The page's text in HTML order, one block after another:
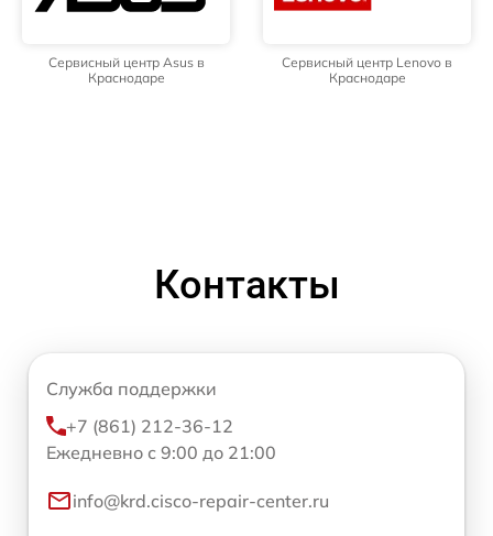
Сервисный центр Asus в
Краснодаре
Сервисный центр Lenovo в
Краснодаре
Контакты
Служба поддержки
+7 (861) 212-36-12
Ежедневно с 9:00 до 21:00
info@krd.cisco-repair-center.ru